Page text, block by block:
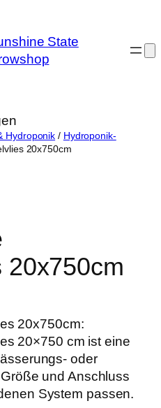
State
Hydroponik / Hydroponik-
20x750cm
20x750cm
20x750cm:
20×750 cm ist eine
oder
und Anschluss
System passen.